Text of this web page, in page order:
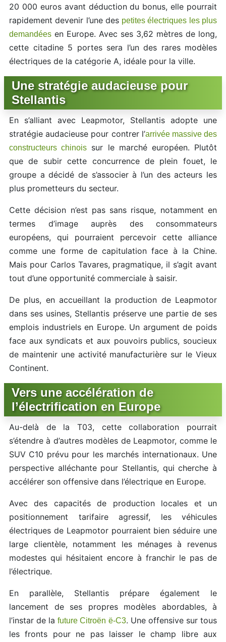
20 000 euros avant déduction du bonus, elle pourrait
rapidement devenir l’une des petites électriques les plus
demandées en Europe. Avec ses 3,62 mètres de long,
cette citadine 5 portes sera l’un des rares modèles
électriques de la catégorie A, idéale pour la ville.
Une stratégie audacieuse pour
Stellantis
En s’alliant avec Leapmotor, Stellantis adopte une
stratégie audacieuse pour contrer l’arrivée massive des
constructeurs chinois sur le marché européen. Plutôt
que de subir cette concurrence de plein fouet, le
groupe a décidé de s’associer à l’un des acteurs les
plus prometteurs du secteur.
Cette décision n’est pas sans risque, notamment en
termes d’image auprès des consommateurs
européens, qui pourraient percevoir cette alliance
comme une forme de capitulation face à la Chine.
Mais pour Carlos Tavares, pragmatique, il s’agit avant
tout d’une opportunité commerciale à saisir.
De plus, en accueillant la production de Leapmotor
dans ses usines, Stellantis préserve une partie de ses
emplois industriels en Europe. Un argument de poids
face aux syndicats et aux pouvoirs publics, soucieux
de maintenir une activité manufacturière sur le Vieux
Continent.
Vers une accélération de
l’électrification en Europe
Au-delà de la T03, cette collaboration pourrait
s’étendre à d’autres modèles de Leapmotor, comme le
SUV C10 prévu pour les marchés internationaux. Une
perspective alléchante pour Stellantis, qui cherche à
accélérer son offensive dans l’électrique en Europe.
Avec des capacités de production locales et un
positionnement tarifaire agressif, les véhicules
électriques de Leapmotor pourraient bien séduire une
large clientèle, notamment les ménages à revenus
modestes qui hésitaient encore à franchir le pas de
l’électrique.
En parallèle, Stellantis prépare également le
lancement de ses propres modèles abordables, à
l’instar de lafuture Citroën ë-C3. Une offensive sur tous
les fronts pour ne pas laisser le champ libre aux